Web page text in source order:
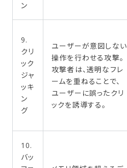
ン
9.
クリ
ック
ジャ
ッキ
ン
グ
ユーザーが意図しない
操作を行わせる攻撃。
攻撃者は、透明なフレ
ームを重ねることで、
ユーザーに誤ったクリ
ックを誘導する。
10.
バッ